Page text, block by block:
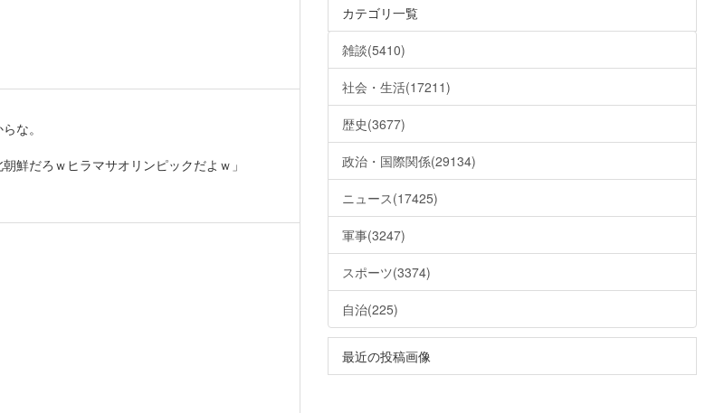
な。
鮮だろｗヒラマサオリンピックだよｗ」
カテゴリ一覧
雑談(5410)
社会・生活(17211)
歴史(3677)
政治・国際関係(29134)
ニュース(17425)
軍事(3247)
スポーツ(3374)
自治(225)
最近の投稿画像